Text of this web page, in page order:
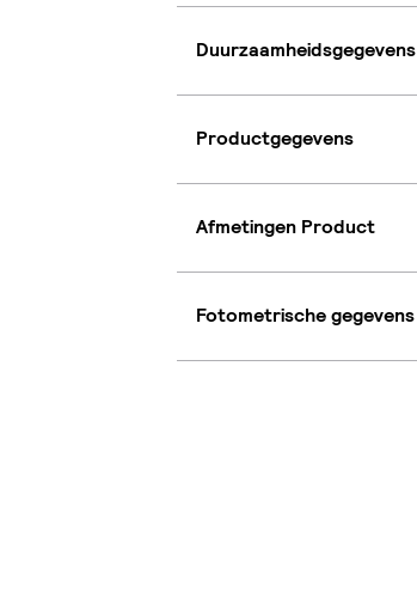
Duurzaamheidsgegevens
Productgegevens
Afmetingen Product
Fotometrische gegevens